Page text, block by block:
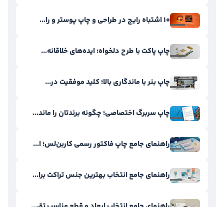
۱۰ اشتباه رایج در طراحی و چاپ پوستر و را...
چاپ پاکت با طرح دلخواه: ایده‌های خلاقانه...
چاپ بنر با ماندگاری بالا؛ کلید موفقیت در...
چاپ سربرگ اختصاصی؛ چگونه برندتان را ماند...
راهنمای جامع چاپ فاکتور رسمی کاربن‌لس؛ ا...
راهنمای جامع انتخاب بهترین جنس تراکت برا...